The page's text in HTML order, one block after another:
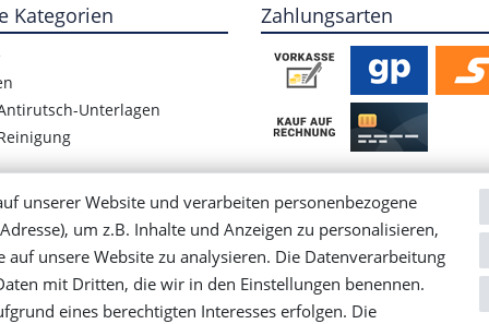
Kategorien
Unterlagen
Zahlungsarten
unserer Website und verarbeiten personenbezogene
um z.B. Inhalte und Anzeigen zu personalisieren,
unsere Website zu analysieren. Die Datenverarbeitung
mit Dritten, die wir in den Einstellungen benennen.
eines berechtigten Interesses erfolgen. Die